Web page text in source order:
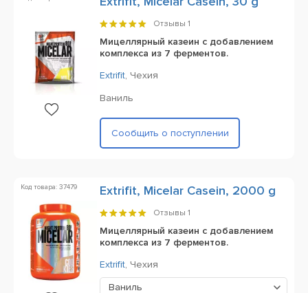
Отзывы 1
Мицеллярный казеин с добавлением
комплекса из 7 ферментов.
Extrifit, Чехия
Ваниль
Сообщить о поступлении
Код товара: 37479 Extrifit, Micelar Casein, 2000 g
Отзывы 1
Мицеллярный казеин с добавлением
комплекса из 7 ферментов.
Extrifit, Чехия
Ваниль